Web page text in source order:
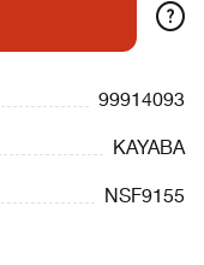
?
99914093
KAYABA
NSF9155